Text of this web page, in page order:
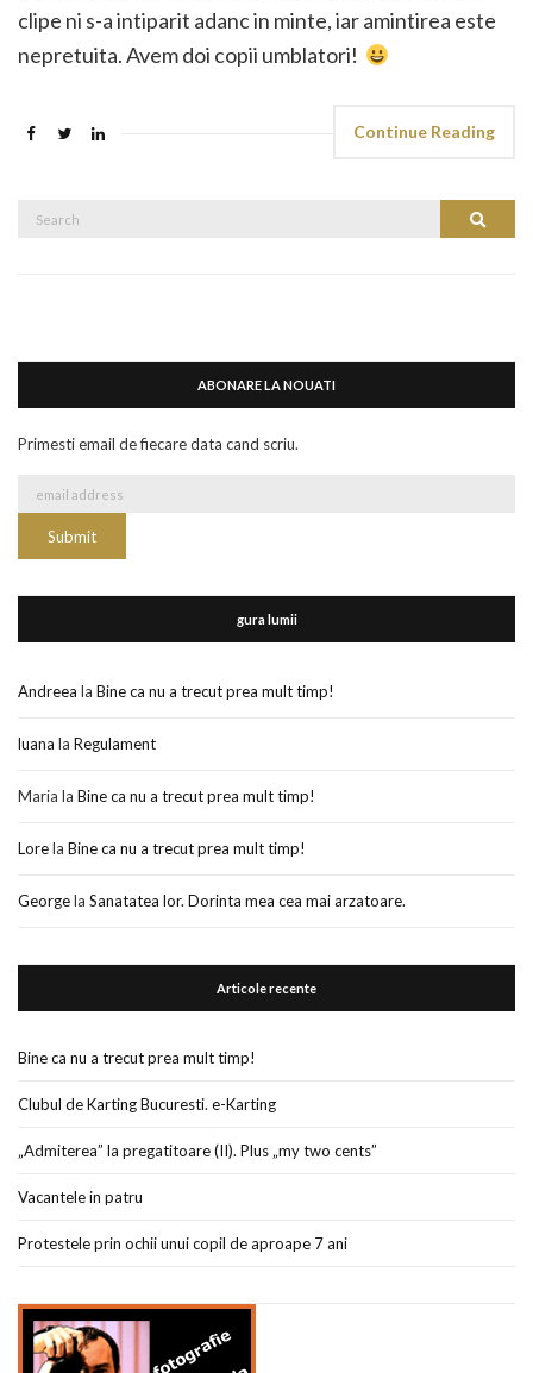
clipe ni s-a intiparit adanc in minte, iar amintirea este
nepretuita. Avem doi copii umblatori!
Continue Reading
Search
ABONARE LA NOUATI
Primesti email de fiecare data cand scriu.
gura lumii
Andreea la Bine ca nu a trecut prea mult timp!
luana la Regulament
Maria la Bine ca nu a trecut prea mult timp!
Lorela Bine ca nu a trecut prea mult timp!
Georgela Sanatatea lor. Dorinta mea cea mai arzatoare.
Articole recente
Bine ca nu a trecut prea mult timp!
Clubul de Karting Bucuresti. e-Karting
„Admiterea” la pregatitoare (II). Plus „my two cents”
Vacantele in patru
Protestele prin ochii unui copil de aproape 7 ani